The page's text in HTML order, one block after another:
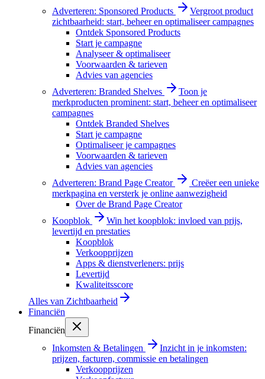
Adverteren: Sponsored Products
Vergroot product
zichtbaarheid: start, beheer en optimaliseer campagnes
Ontdek Sponsored Products
Start je campagne
Analyseer & optimaliseer
Voorwaarden & tarieven
Advies van agencies
Adverteren: Branded Shelves
Toon je
merkproducten prominent: start, beheer en optimaliseer
campagnes
Ontdek Branded Shelves
Start je campagne
Optimaliseer je campagnes
Voorwaarden & tarieven
Advies van agencies
Adverteren: Brand Page Creator
Creëer een unieke
merkpagina en versterk je online aanwezigheid
Over de Brand Page Creator
Koopblok
Win het koopblok: invloed van prijs,
levertijd en prestaties
Koopblok
Verkoopprijzen
Apps & dienstverleners: prijs
Levertijd
Kwaliteitsscore
Alles van Zichtbaarheid
Financiën
Financiën
Inkomsten & Betalingen
Inzicht in je inkomsten:
prijzen, facturen, commissie en betalingen
Verkoopprijzen